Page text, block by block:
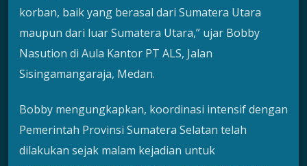
korban, baik yang berasal dari Sumatera Utara
maupun dari luar Sumatera Utara,” ujar Bobby
Nasution di Aula Kantor PT ALS, Jalan
Sisingamangaraja, Medan.
Bobby mengungkapkan, koordinasi intensif dengan
Pemerintah Provinsi Sumatera Selatan telah
dilakukan sejak malam kejadian untuk